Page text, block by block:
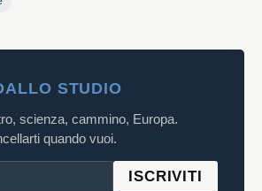
STUDIO
scienza, cammino, Europa.
quando vuoi.
ISCRIVITI